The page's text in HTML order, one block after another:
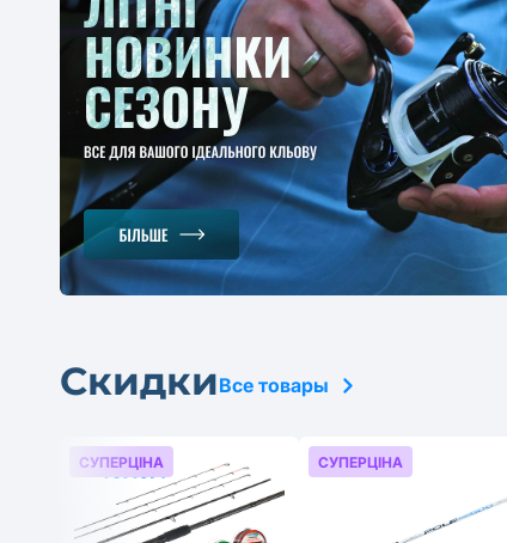
СкидкиВсе товары
СУПЕРЦІНА
СУПЕРЦІНА